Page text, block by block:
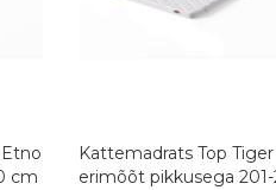
cm
Kattemadrats Top
erimõõt pikkusega